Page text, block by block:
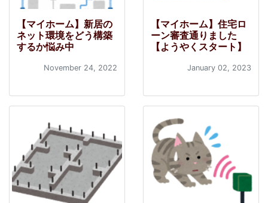
【マイホーム】新居の
ネット環境をどう構築
するか悩み中
November 24, 2022
【マイホーム】住宅ロ
ーン審査通りました
【ようやくスタート】
January 02, 2023